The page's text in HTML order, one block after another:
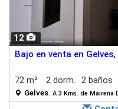
12
Bajo en venta en
72 m² 2 dorm. 2 baños
Gelves. A 3 Kms. de Mairena